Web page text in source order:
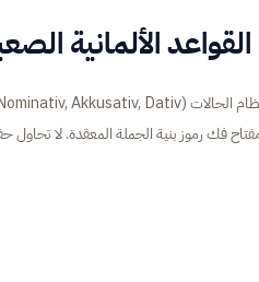
الألمانية
فك رموز بنية الجملة المعقدة. لا تحاول